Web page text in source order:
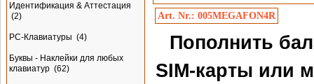
Идентификация & Аттестация
(2)
PC-Клавиатуры (4)
Буквы - Наклейки для любых
клавиатур (62)
Art. Nr.: 005MEGAFON4R
Пополнить
SIM-карты или